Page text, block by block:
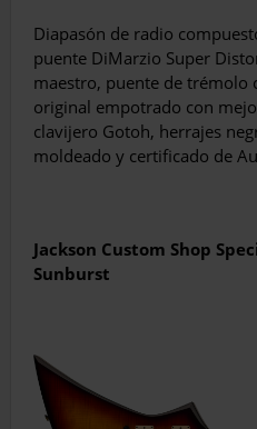
Diapasón de radio
puente DiMarzio Super
maestro, puente de trémolo
original empotrado con
clavijero Gotoh, herrajes
moldeado y certificado de
Jackson Custom Shop
Sunburst